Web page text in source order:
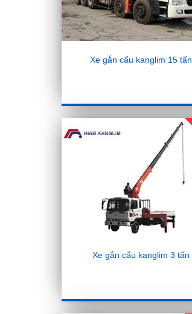
Xe gắn cẩu kanglim 15 tấn
Xe gắn cẩu kanglim 3 tấn